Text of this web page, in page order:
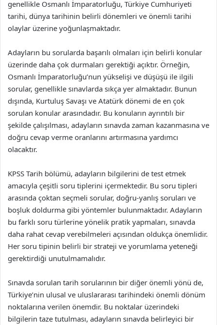
genellikle Osmanlı İmparatorluğu, Türkiye Cumhuriyeti
tarihi, dünya tarihinin belirli dönemleri ve önemli tarihi
olaylar üzerine yoğunlaşmaktadır.
Adayların bu sorularda başarılı olmaları için belirli konular
üzerinde daha çok durmaları gerektiği açıktır. Örneğin,
Osmanlı İmparatorluğu’nun yükselişi ve düşüşü ile ilgili
sorular, genellikle sınavlarda sıkça yer almaktadır. Bunun
dışında, Kurtuluş Savaşı ve Atatürk dönemi de en çok
sorulan konular arasındadır. Bu konuların ayrıntılı bir
şekilde çalışılması, adayların sınavda zaman kazanmasına ve
doğru cevap verme oranlarını artırmasına yardımcı
olacaktır.
KPSS Tarih bölümü, adayların bilgilerini de test etmek
amacıyla çeşitli soru tiplerini içermektedir. Bu soru tipleri
arasında çoktan seçmeli sorular, doğru-yanlış soruları ve
boşluk doldurma gibi yöntemler bulunmaktadır. Adayların
bu farklı soru türlerine yönelik pratik yapmaları, sınavda
daha rahat cevap verebilmeleri açısından oldukça önemlidir.
Her soru tipinin belirli bir strateji ve yorumlama yeteneği
gerektirdiği unutulmamalıdır.
Sınavda sorulan tarih sorularının bir diğer önemli yönü de,
Türkiye’nin ulusal ve uluslararası tarihindeki önemli dönüm
noktalarına verilen önemdir. Bu noktalar üzerindeki
bilgilerin taze tutulması, adayların sınavda belirleyici bir